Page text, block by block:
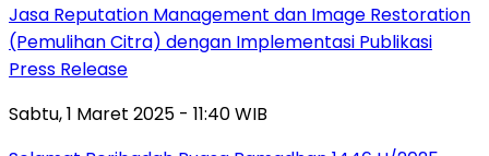
Jasa Reputation Management dan Image Restoration
(Pemulihan Citra) dengan Implementasi Publikasi
Press Release
Sabtu, 1 Maret 2025 - 11:40 WIB